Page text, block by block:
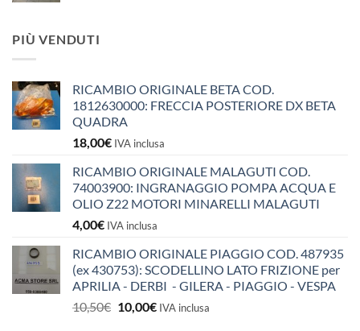
PIÙ VENDUTI
RICAMBIO ORIGINALE BETA COD.
1812630000: FRECCIA POSTERIORE DX BETA
QUADRA
18,00€ IVA inclusa
RICAMBIO ORIGINALE MALAGUTI COD.
74003900: INGRANAGGIO POMPA ACQUA E
OLIO Z22 MOTORI MINARELLI MALAGUTI
4,00€ IVA inclusa
RICAMBIO ORIGINALE PIAGGIO COD. 487935
(ex 430753): SCODELLINO LATO FRIZIONE per
APRILIA - DERBI - GILERA - PIAGGIO - VESPA
10,50€ Il
10,00€IlIVA inclusa